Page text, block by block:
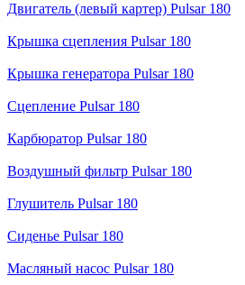
Двигатель (левый картер) Pulsar 180
Крышка сцепления Pulsar 180
Крышка генератора Pulsar 180
Сцепление Pulsar 180
Карбюратор Pulsar 180
Воздушный фильтр Pulsar 180
Глушитель Pulsar 180
Сиденье Pulsar 180
Масляный насос Pulsar 180